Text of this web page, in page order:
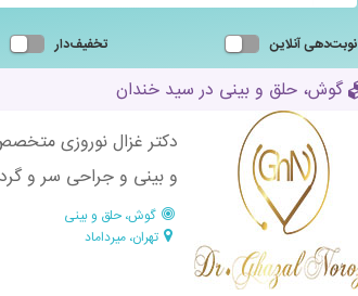
نوبت‌دهی آنلاین تخفیف‌دار
گوش، حلق و بینی در سید خندان
دکتر غزال نوروزی
و بینی و جراحی سر و
گوش، حلق و بینی
تهران، میرداماد